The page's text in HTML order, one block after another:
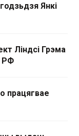
Янкі
Ліндсі Грэма
РФ
працягвае